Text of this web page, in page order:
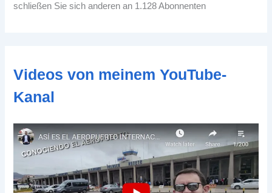
A
s
e
schließen Sie sich anderen an 1.128 Abonnenten
Videos von meinem YouTube-
Kanal